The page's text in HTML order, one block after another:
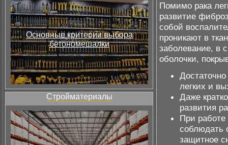
Основные критерии выбора
бетономешалки
Стройматериалы
Помимо рака
развитие
собой
проникают в
заболевание, в
оболочки,
легких и
Даже
развития
При
соблюдать
защитное